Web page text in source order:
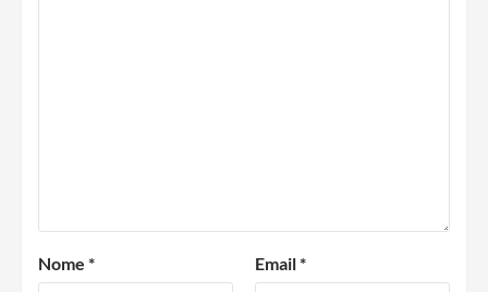
Nome * Email*